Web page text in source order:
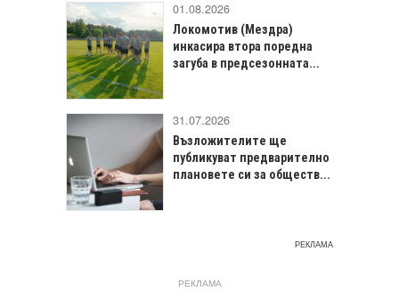
01.08.2026
Локомотив (Мездра)
инкасира втора поредна
загуба в предсезонната...
31.07.2026
Възложителите ще
публикуват предварително
плановете си за обществ...
РЕКЛАМА
РЕКЛАМА